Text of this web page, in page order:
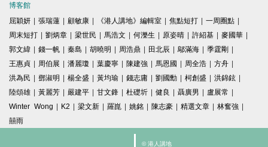
博客館
屈穎妍 | 張瑞蓮 | 顧敏康 | 《港人講地》編輯室 | 焦點短打 | 一周圈點 |
周末短打 | 劉炳章 | 梁世民 | 馬浩文 | 何濼生 | 原姿晴 | 許紹基 | 麥國華 |
郭文緯 | 錢一帆 | 秦島 | 胡曉明 | 周浩鼎 | 田北辰 | 鄔滿海 | 季霆剛 |
王惠貞 | 周伯展 | 潘麗瓊 | 葉慶寧 | 陳建強 | 馬恩國 | 周全浩 | 方舟 |
洪為民 | 鄧淑明 | 楊全盛 | 黃均瑜 | 錢志庸 | 劉國勳 | 柯創盛 | 洪錦鉉 |
陸頌雄 | 黃麗芳 | 嚴建平 | 甘文鋒 | 杜礎圻 | 健良 | 聶廣男 | 盧展常 |
Winter Wong | K2 | 梁文新 | 羅崑 | 姚銘 | 陳志豪 | 精選文章 | 林奮強 |
囍雨
© 港人講地